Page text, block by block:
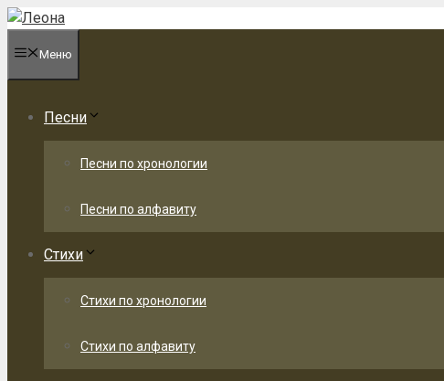
Перейти
содержимому
Меню
Песни
Песни по хронологии
Песни по алфавиту
Стихи
Стихи по хронологии
Стихи по алфавиту